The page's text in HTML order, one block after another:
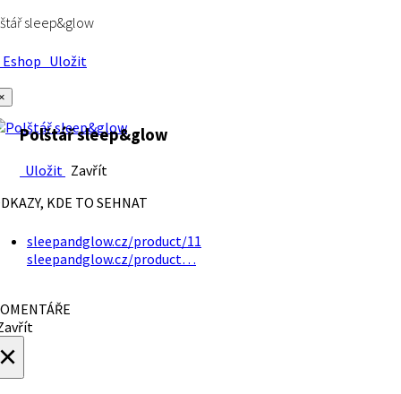
sleep&glow
Uložit
Polštář sleep&glow
Uložit Zavřít
KDE TO SEHNAT
sleepandglow.cz/product/11
sleepandglow.cz/product…